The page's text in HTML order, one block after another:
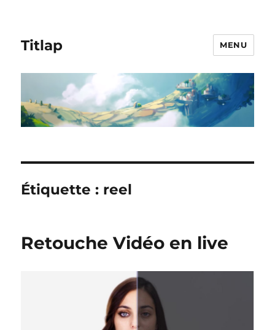
Titlap MENU
Étiquette : reel
Retouche Vidéo en live